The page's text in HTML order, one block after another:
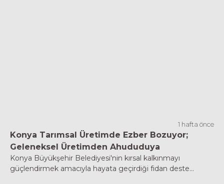
1 hafta önce
Konya Tarımsal Üretimde Ezber Bozuyor;
Geleneksel Üretimden Ahududuya
Konya Büyükşehir Belediyesi'nin kırsal kalkınmayı
güçlendirmek amacıyla hayata geçirdiği fidan deste...